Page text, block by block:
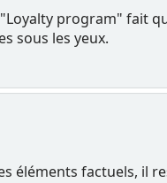
program" fait
sous les yeux.
éléments factuels, il